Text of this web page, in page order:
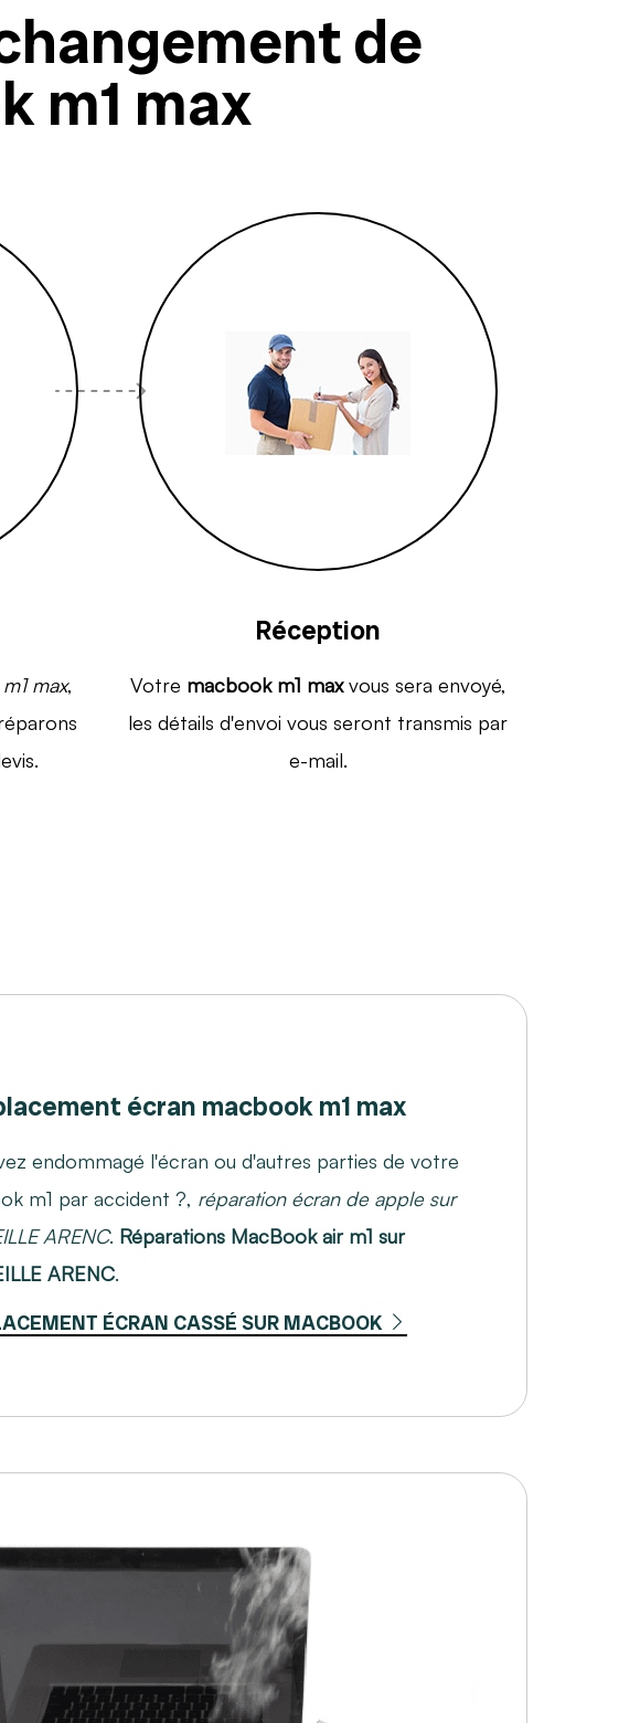
de
m1 max
max,
Réception
Votre macbook m1 maxvous sera envoyé,
les détails d'envoi vous seront transmis par
e-mail.
écran macbook m1 max
endommagé l'écran ou d'autres parties de votre
m1 par accident ?, réparation écran de apple sur
ARENC. Réparations MacBook air m1 sur
ARENC.
ÉCRAN CASSÉ SUR MACBOOK